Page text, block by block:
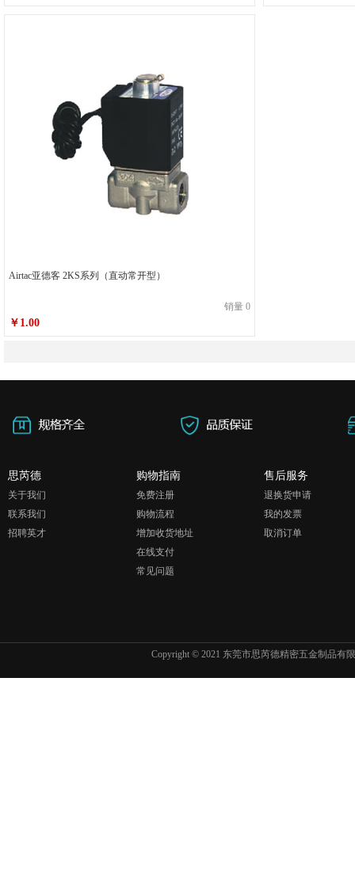
Airtac亚德客 2KS系列（直动常开型）
销量 0
￥1.00
思芮德
关于我们
联系我们
招聘英才
购物指南
免费注册
购物流程
增加收货地址
在线支付
常见问题
售后服务
退换货申请
我的发票
取消订单
Copyright © 2021 东莞市思芮德精密五金制品有